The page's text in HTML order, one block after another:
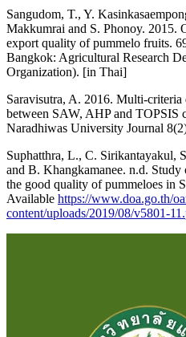
Sangudom, T., Y.
Makkumrai and S. Phonoy. 2015.
export quality of pummelo fruits.
Bangkok: Agricultural Research
Organization). [in Thai]
Saravisutra, A. 2016. Multi-
between SAW, AHP and TOPSIS
Naradhiwas University Journal
Suphatthra, L., C. Sirikantayakul,
and B. Khangkamanee. n.d.
the good quality of pummeloes in
Available https://www.doa.go.th/
content/uploads/2019/08/v5801-